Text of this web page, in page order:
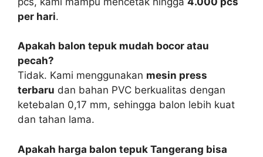
per hari.
Apakah balon tepuk mudah bocor atau
pecah?
Tidak. Kami menggunakan mesin press
terbaru dan bahan PVC berkualitas dengan
ketebalan 0,17 mm, sehingga balon lebih kuat
dan tahan lama.
Apakah harga balon tepuk Tangerang bisa